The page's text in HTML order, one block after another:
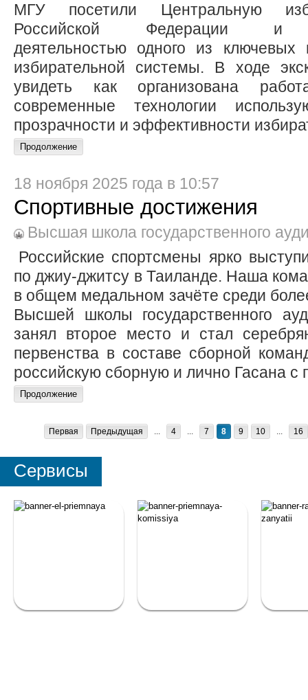
МГУ посетили Центральную
Российской Федерации и
деятельностью одного из ключевых
избирательной системы. В ходе
увидеть как организована
современные технологии
прозрачности и эффективности
18 ноября 2025 года в 10:57
Спортивные достижения
Высшая школа государственного
Российские спортсмены ярко
по джиу-джитсу в Таиланде. Наша
в общем медальном зачёте среди
Высшей школы государственного
занял второе место и стал
первенства в составе сборной
российскую сборную и лично Гасана с
Первая Предыдущая ... 4 ... 7 8 9 10 ... 16
Сервисы